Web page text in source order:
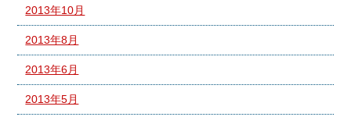
2013年10月
2013年8月
2013年6月
2013年5月